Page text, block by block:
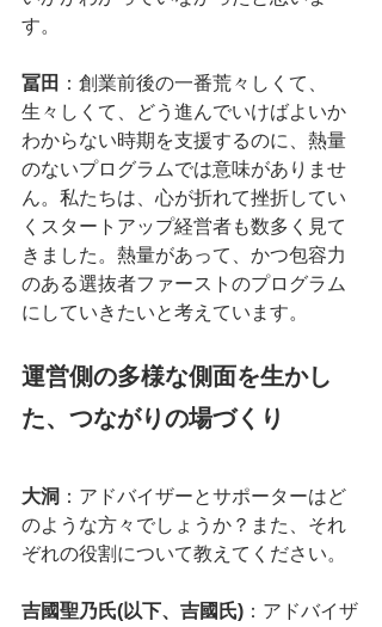
す。
冨田 ：創業前後の一番荒々しくて、
生々しくて、どう進んでいけばよいか
わからない時期を支援するのに、熱量
のないプログラムでは意味がありませ
ん。私たちは、心が折れて挫折してい
くスタートアップ経営者も数多く見て
きました。熱量があって、かつ包容力
のある選抜者ファーストのプログラム
にしていきたいと考えています。
運営側の多様な側面を生かし
た、つながりの場づくり
大洞 ：アドバイザーとサポーターはど
のような方々でしょうか？また、それ
ぞれの役割について教えてください。
吉國聖乃氏(以下、吉國氏) ：アドバイザ